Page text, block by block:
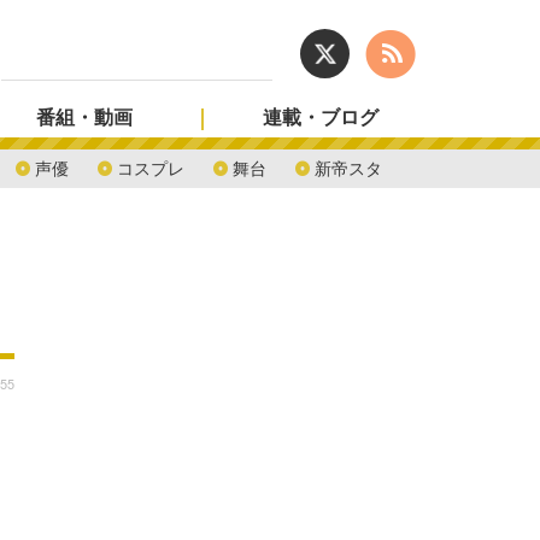
声優 コスプレ 舞台 新帝スタ
番組・動画 連載・ブログ